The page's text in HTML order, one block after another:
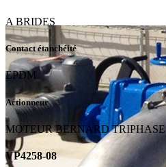
A BRIDES
Contact étanchéité
EPDM
Actionneur
MOTEUR BERNARD TRIPHASE
VP4258-08